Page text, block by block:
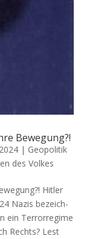
Bewegung?!
| Geopolitik
des Volkes
Hit­ler
Nazis bezeich­
ein Ter­ror­re­gime
Rechts? Lest